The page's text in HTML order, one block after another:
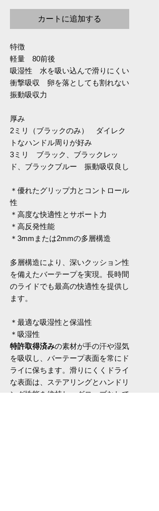
カートに追加する
特徴
軽量 80前後
吸湿性 水を吸い込んで滑りにくい
衝撃吸収 卵を落としても割れない
振動吸収力
厚み
2ミリ（ブラックのみ） ダイレク
トなハンドル周りが好み
3ミリ ブラック、ブラックレッ
ド、ブラックブルー 振動吸収良し
＊優れたグリップ力とコントロール
性
＊高度な快適性とサポート力
＊高反発性能
＊3mmまたは2mmの多層構造
多層構造により、深いクッション性
を備えたバーテープを実現。長時間
のライドでも最高の快適性を提供し
ます。
＊最適な吸湿性と保温性
＊吸湿性
特許取得済みの素材が手の汗や湿気
を吸収し、バーテープ表面を常にド
ライに保ちます。滑りにくくドライ
な表面は、ステアリングとハンドリ
ング性能を維持し、グローブなしで